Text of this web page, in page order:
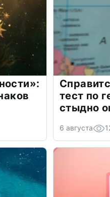
тест по
стыдно
6 августа